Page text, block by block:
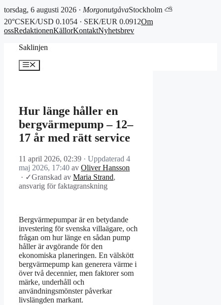
torsdag, 6 augusti 2026 · MorgonutgåvaStockholm ⛅
20°CSEK/USD 0.1054 · SEK/EUR 0.0912Om
ossRedaktionenKällorKontaktNyhetsbrev
Saklinjen
Meny
Hur länge håller en
bergvärmepump – 12–
17 år med rätt service
11 april 2026, 02:39 · Uppdaterad 4
maj 2026, 17:40 av Oliver Hansson
· ✓Granskad av Maria Strand,
ansvarig för faktagranskning
Bergvärmepumpar är en betydande
investering för svenska villaägare, och
frågan om hur länge en sådan pump
håller är avgörande för den
ekonomiska planeringen. En välskött
bergvärmepump kan generera värme i
över två decennier, men faktorer som
märke, underhåll och
användningsmönster påverkar
livslängden markant.